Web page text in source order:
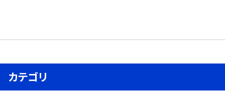
カテゴリ